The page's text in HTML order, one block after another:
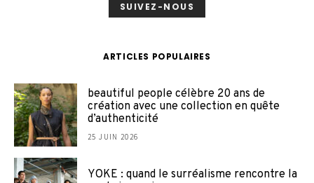
SUIVEZ-NOUS
ARTICLES POPULAIRES
beautiful people célèbre 20 ans de
création avec une collection en quête
d’authenticité
25 JUIN 2026
YOKE : quand le surréalisme rencontre la